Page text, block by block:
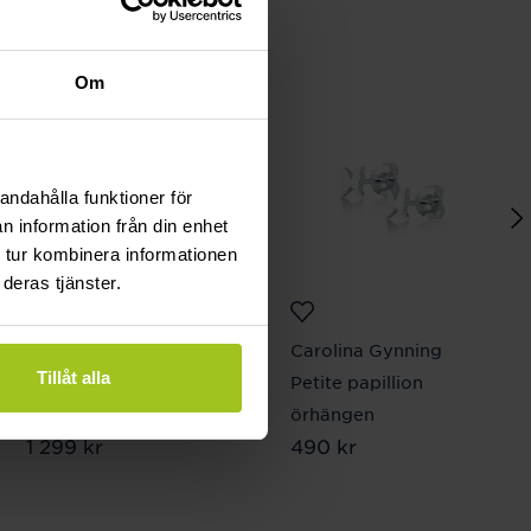
Om
funktioner för
information från din enhet
kombinera informationen
tjänster.
Tillåt alla
Michael Kors
Premium bracelet
silver
Pris:1 299 kr
1 299 kr
Carolina Gynning
Petite papillion
örhängen
Pris:490 kr
490 kr